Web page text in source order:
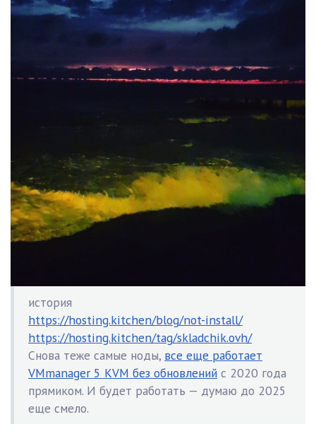
история
https://hosting.kitchen/blog/not-install/
https://hosting.kitchen/tag/skladchik.ovh/
Снова теже самые ноды, все еще работает
VMmanager 5 KVM без обновлений с 2020 года
прямиком. И будет работать — думаю до 2025
еще смело.